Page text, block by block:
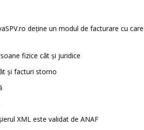
deține un modul de facturare cu
fizice cât și juridice
și facturi storno
XML este validat de ANAF